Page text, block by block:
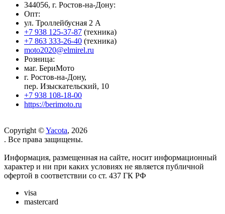
344056, г. Ростов-на-Дону:
Опт:
ул. Троллейбусная 2 А
+7 938 125-37-87 (техника)
+7 863 333-26-40 (техника)
moto2020@elmirel.ru
Розница:
маг. БериМото
г. Ростов-на-Дону,
пер. Изыскательский, 10
+7 938 108-18-00
https://berimoto.ru
Copyright ©Yacota, 2026
. Все права защищены.
Информация, размещенная на сайте, носит информационный
характер и ни при каких условиях не является публичной
офертой в соответствии со ст. 437 ГК РФ
visa
mastercard